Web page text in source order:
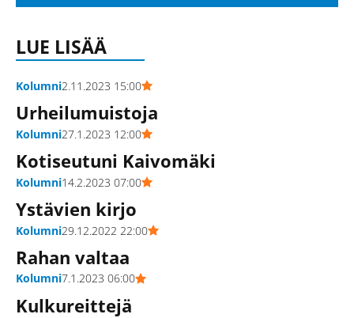
LUE LISÄÄ
Kolumni2.11.2023 15:00
Urheilumuistoja
Kolumni27.1.2023 12:00
Kotiseutuni Kaivomäki
Kolumni14.2.2023 07:00
Ystävien kirjo
Kolumni29.12.2022 22:00
Rahan valtaa
Kolumni7.1.2023 06:00
Kulkureittejä